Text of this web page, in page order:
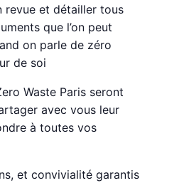
revue et détailler tous
que l’on peut
on parle de zéro
de soi
Waste Paris seront
avec vous leur
à toutes vos
et convivialité garantis